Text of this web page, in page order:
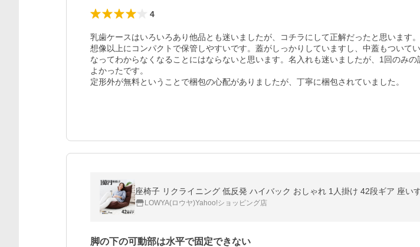
4
乳歯ケースはいろいろあり他品とも迷いましたが、コチラにして正解だったと思います。
想像以上にコンパクトで保管しやすいです。蓋がしっかりしていますし、中蓋もついて
なってわからなくなることにはならないと思います。名入れも迷いましたが、1回のみの
よかったです。
定形外が無料ということで梱包の心配がありましたが、丁寧に梱包されていました。
LOWYA(ロウヤ)Yahoo!ショッピング店
脚の下の可動部は水平で固定できない